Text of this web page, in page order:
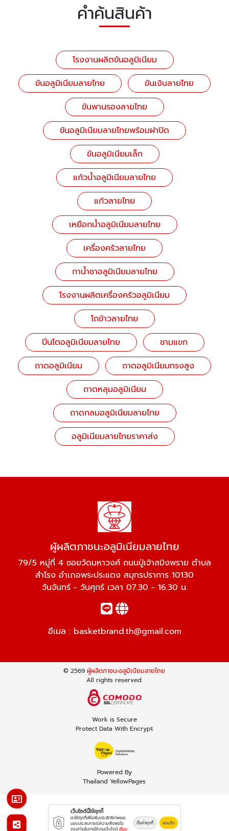
คำค้นสินค้า
โรงงานผลิตขันอลูมิเนียม
ขันอลูมิเนียมลายไทย
ขันเงินลายไทย
ขันพานรองลายไทย
ขันอลูมิเนียมลายไทยพร้อมฝาปิด
ขันอลูมิเนียมเล็ก
แก้วน้ำอลูมิเนียมลายไทย
แก้วลายไทย
เหยือกน้ำอลูมิเนียมลายไทย
เครื่องครัวลายไทย
กาน้ำชาอลูมิเนียมลายไทย
โรงงานผลิตเครื่องครัวอลูมิเนียม
โถข้าวลายไทย
ปิ่นโตอลูมิเนียมลายไทย
ชามแขก
ถาดอลูมิเนียม
ถาดอลูมิเนียมทรงสูง
ถาดหลุมอลูมิเนียม
ถาดกลมอลูมิเนียมลายไทย
อลูมิเนียมลายไทยราคาส่ง
ผู้ผลิตภาชนะอลูมิเนียมลายไทย
79/5 หมู่ที่ 4 ซอยวัดมหาวงศ์ ถนนปู่เจ้าสมิงพราย ตำบล
สำโรง อำเภอพระประแดง สมุทรปราการ 10130
วันจันทร์ - วันศุกร์ เวลา 07.30 - 16.30 น.
อีเมล : basketbrand.th@gmail.com
© 2569ผู้ผลิตภาชนะอลูมิเนียมลายไทย
All rights reserved.
Work is Secure
Protect Data With Encrypt
Powered By
Thailand YellowPages
เว็บไซต์นี้ใช้คุกกี้
เราใช้คุกกี้เพื่อเพิ่มประสิทธิภาพและ
มอบประสบการณ์ความพึงพอใจ
ของท่านในการใช้งานเว็บไซต์ เรียน
ตั้งค่าคุกกี้ ยอมรับ